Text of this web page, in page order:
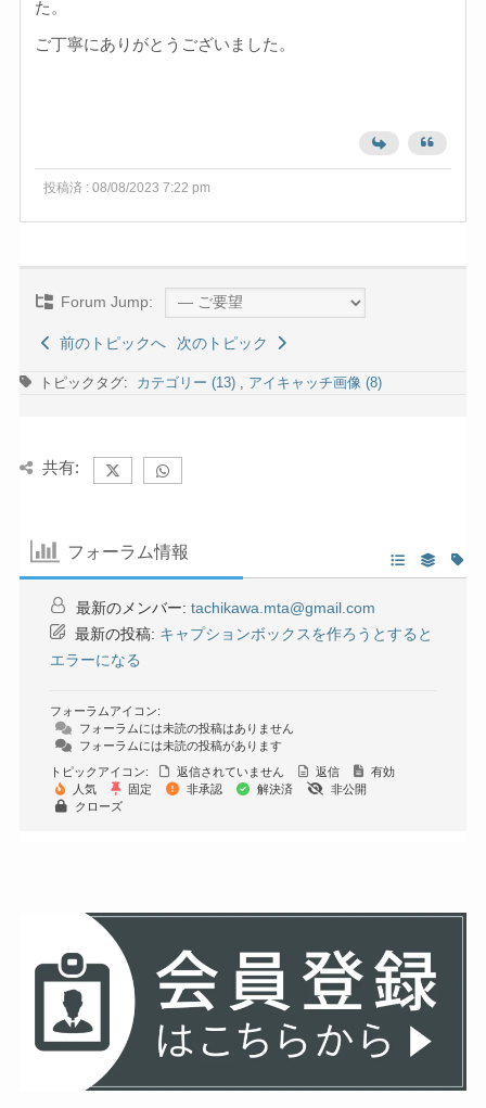
た。
ご丁寧にありがとうございました。
投稿済 : 08/08/2023 7:22 pm
Forum Jump:
前のトピックへ 次のトピック
トピックタグ: カテゴリー (13) , アイキャッチ画像 (8)
共有:
フォーラム情報
最新のメンバー: tachikawa.mta@gmail.com
最新の投稿: キャプションボックスを作ろうとすると
エラーになる
フォーラムアイコン:
フォーラムには未読の投稿はありません
フォーラムには未読の投稿があります
トピックアイコン:
返信されていません 返信
有効
人気
固定 非承認 解決済
非公開
クローズ